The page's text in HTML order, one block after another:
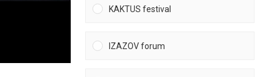
KAKTUS festival
IZAZOV forum